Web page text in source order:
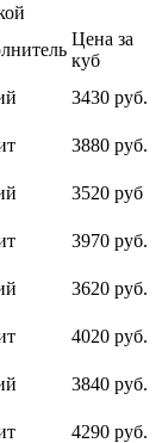
Цена за
куб
3430 руб.
3880 руб.
3520 руб
3970 руб.
3620 руб.
4020 руб.
3840 руб.
4290 руб.